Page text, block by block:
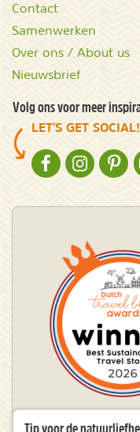
Contact
Samenwerken
Over ons / About us
Nieuwsbrief
Volg ons voor meer
LET'S GET SOCIAL!
NATURESCANNER
Tip voor de